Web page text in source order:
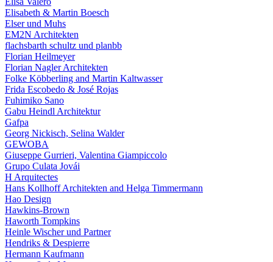
Elisabeth & Martin Boesch
Elser und Muhs
EM2N Architekten
flachsbarth schultz und planbb
Florian Heilmeyer
Florian Nagler Architekten
Folke Köbberling and Martin Kaltwasser
Frida Escobedo & José Rojas
Fuhimiko Sano
Gabu Heindl Architektur
Gafpa
Georg Nickisch, Selina Walder
GEWOBA
Giuseppe Gurrieri, Valentina Giampiccolo
Grupo Culata Jovái
H Arquitectes
Hans Kollhoff Architekten and Helga Timmermann
Hao Design
Hawkins-Brown
Haworth Tompkins
Heinle Wischer und Partner
Hendriks & Despierre
Hermann Kaufmann